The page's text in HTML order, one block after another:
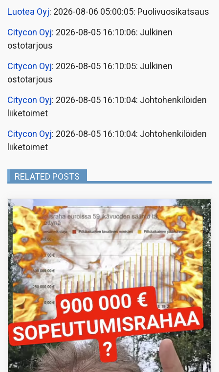
Luotea Oyj: 2026-08-06 05:00:05: Puolivuosikatsaus
Citycon Oyj: 2026-08-05 16:10:06: Julkinen
ostotarjous
Citycon Oyj: 2026-08-05 16:10:05: Julkinen
ostotarjous
Citycon Oyj: 2026-08-05 16:10:04: Johtohenkilöiden
liiketoimet
Citycon Oyj: 2026-08-05 16:10:04: Johtohenkilöiden
liiketoimet
RELATED POSTS